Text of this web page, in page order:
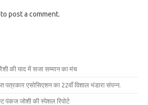
to post a comment.
की याद में सजा सम्मान का मंच
पत्रकार एसोसिएशन का 22वाँ विशाल भंडारा संपन्न.
जोशी की स्पेशल रिपोर्ट